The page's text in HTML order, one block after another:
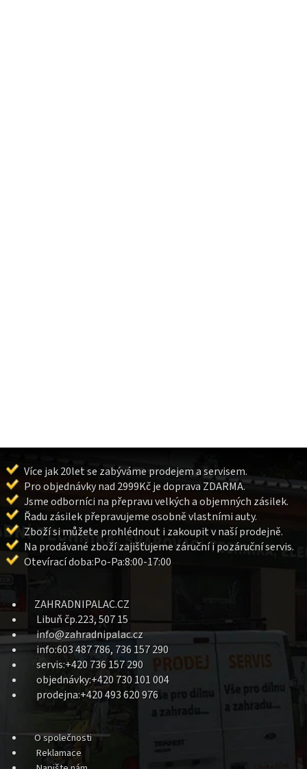
Více jak 20let se zabýváme prodejem a servisem.
Pro objednávky nad 2999Kč je doprava ZDARMA.
Jsme odborníci na přepravu velkých a objemných zásilek.
Řadu zásilek přepravujeme osobně vlastními auty.
Zboží si můžete prohlédnout i zakoupit v naší prodejně.
Na prodávané zboží zajišťujeme záruční i pozáruční servis.
Otevírací doba:Po-Pa:8:00-17:00
ZAHRADNIPALAC.CZ
Libuň čp.223, 507 15
info@zahradnipalac.cz
info:603 487 786, 736 157 290
servis:+420 736 157 290
objednávky:+420 730 101 004
prodejna:+420 493 620 976
O společnosti
Reklamace